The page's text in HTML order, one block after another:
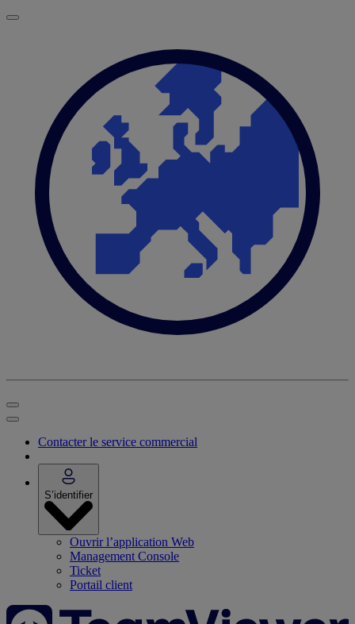
Contacter le service commercial
S’identifier
Ouvrir l’application Web
Management Console
Ticket
Portail client